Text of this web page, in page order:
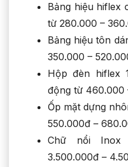
Bảng hiệu hiflex
từ 280.000 –
Bảng hiệu tôn
350.000 –
Hộp đèn hiflex
động từ 460.000
Ốp mặt dựng
550.000đ –
Chữ nổi
3.500.000đ –